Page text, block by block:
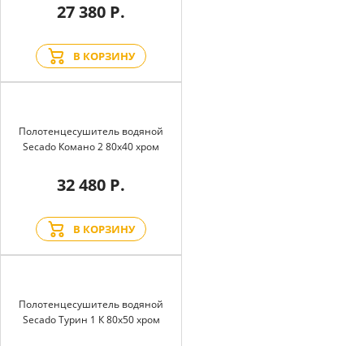
27 380 Р.
В КОРЗИНУ
Полотенцесушитель водяной
Secado Комано 2 80x40 хром
32 480 Р.
В КОРЗИНУ
Полотенцесушитель водяной
Secado Турин 1 К 80x50 хром